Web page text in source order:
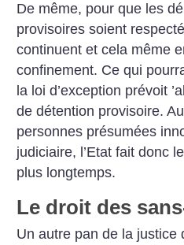
De même, pour que les
provisoires soient
continuent et cela même
confinement. Ce qui
la loi d’exception prévoit
de détention provisoire.
personnes présumées
judiciaire, l’Etat fait donc
plus longtemps.
Le droit des
Un autre pan de la justice